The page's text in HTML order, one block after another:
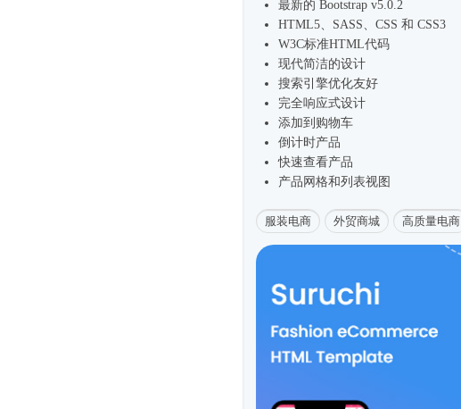
最新的 Bootstrap v5.0.2
HTML5、SASS、CSS 和 CSS3
W3C标准HTML代码
现代简洁的设计
搜索引擎优化友好
完全响应式设计
添加到购物车
倒计时产品
快速查看产品
产品网格和列表视图
服装电商 外贸商城 高质量电商